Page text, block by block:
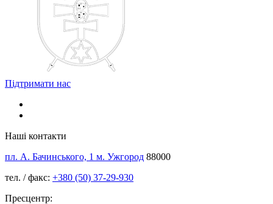
Підтримати нас
Наші контакти
пл. А. Бачинського, 1 м. Ужгород 88000
тел. / факс: +380 (50) 37-29-930
Пресцентр: